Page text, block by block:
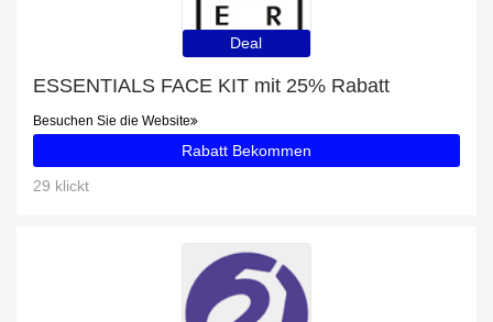
Deal
ESSENTIALS FACE KIT mit 25% Rabatt
Besuchen Sie die Website
Rabatt Bekommen
29 klickt